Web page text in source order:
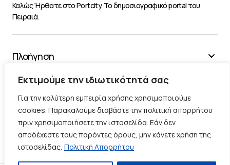
Εκτιμούμε την ιδιωτικότητά σας
Για την καλύτερη εμπειρία χρήσης χρησιμοποιούμε
cookies. Παρακαλούμε διαβάστε την πολιτική απορρήτου
πριν χρησιμοποιήσετε την ιστοσελίδα. Εάν δεν
αποδέχεστε τους παρόντες όρους, μην κάνετε χρήση της
ιστοσελίδας. Πολιτική Απορρήτου
Καλώς Ήρθατε στο Portcity. Το δημοσιογραφικό portal του
Πειραιά.
Πλοήγηση
Χρήσιμα
Διάφορα
Ακολουθήστε μας